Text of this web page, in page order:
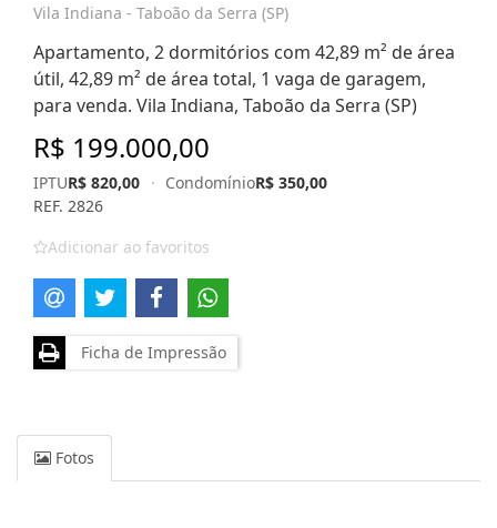
Vila Indiana - Taboão da Serra (SP)
Apartamento, 2 dormitórios com 42,89 m² de área
útil, 42,89 m² de área total, 1 vaga de garagem,
para venda. Vila Indiana, Taboão da Serra (SP)
R$ 199.000,00
IPTUR$ 820,00 · CondomínioR$ 350,00
REF. 2826
Adicionar ao favoritos
Ficha de Impressão
Fotos